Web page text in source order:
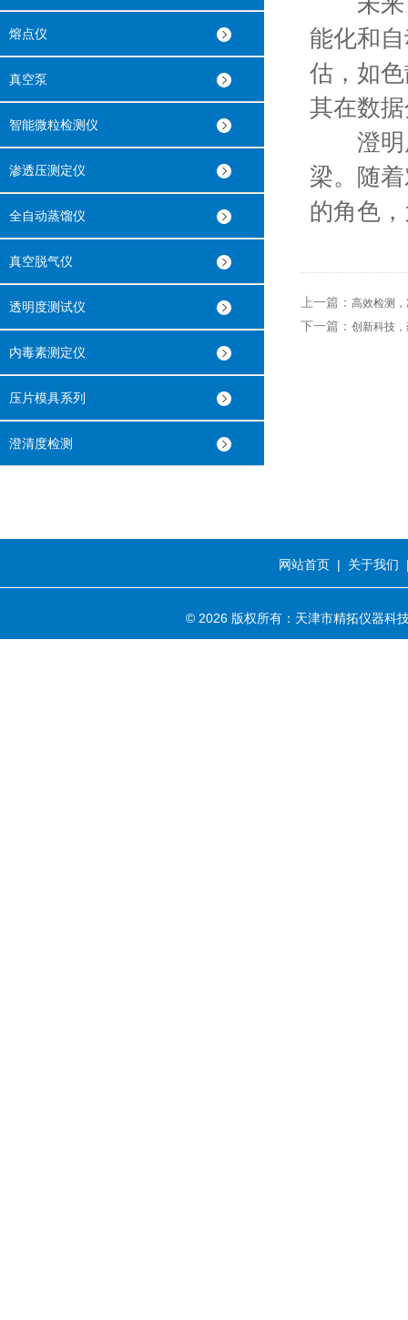
熔点仪
真空泵
智能微粒检测仪
渗透压测定仪
全自动蒸馏仪
真空脱气仪
透明度测试仪
内毒素测定仪
压片模具系列
澄清度检测
能化和
估，如
其在数
澄明度
梁。随
的角色
上一篇： 高效检测
下一篇： 创新科技
网站首页 | 关于我们
© 2026 版权所有：天津市精拓仪器科